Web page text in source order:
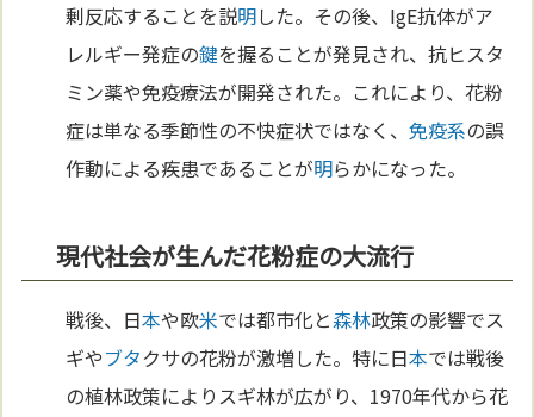
剰反応することを説明した。その後、IgE抗体がア
レルギー発症の鍵を握ることが発見され、抗ヒスタ
ミン薬や免疫療法が開発された。これにより、花粉
症は単なる季節性の不快症状ではなく、免疫系の誤
作動による疾患であることが明らかになった。
現代社会が生んだ花粉症の大流行
戦後、日本や欧米では都市化と森林政策の影響でス
ギやブタクサの花粉が激増した。特に日本では戦後
の植林政策によりスギ林が広がり、1970年代から花